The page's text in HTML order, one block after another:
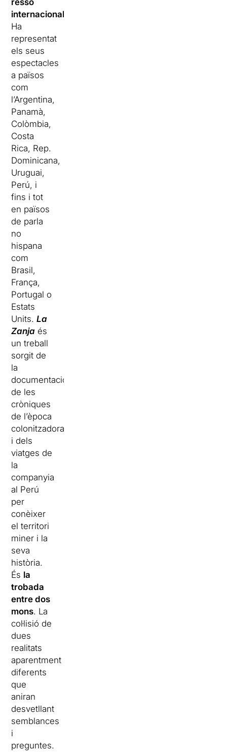
ressò
internacional
Ha
representat
els seus
espectacles
a països
com
l’Argentina,
Panamà,
Colòmbia,
Costa
Rica, Rep.
Dominicana,
Uruguai,
Perú, i
fins i tot
en països
de parla
no
hispana
com
Brasil,
França,
Portugal o
Estats
Units.La
Zanja és
un treball
sorgit de
la
documentació
de les
cròniques
de l’època
colonitzadora
i dels
viatges de
la
companyia
al Perú
per
conèixer
el territori
miner i la
seva
història.
És la
trobada
entre dos
mons. La
col·lisió de
dues
realitats
aparentment
diferents
que
aniran
desvetllant
semblances
i
preguntes.